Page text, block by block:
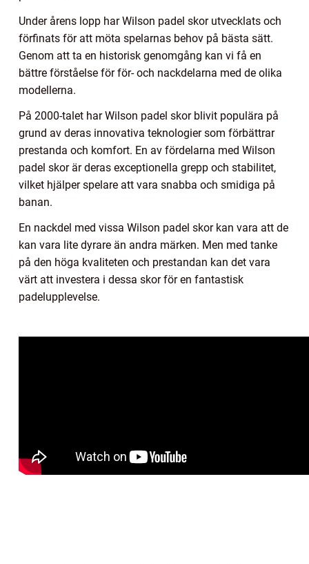
Under årens lopp har Wilson padel skor utvecklats och
förfinats för att möta spelarnas behov på bästa sätt.
Genom att ta en historisk genomgång kan vi få en
bättre förståelse för för- och nackdelarna med de olika
modellerna.
På 2000-talet har Wilson padel skor blivit populära på
grund av deras innovativa teknologier som förbättrar
prestanda och komfort. En av fördelarna med Wilson
padel skor är deras exceptionella grepp och stabilitet,
vilket hjälper spelare att vara snabba och smidiga på
banan.
En nackdel med vissa Wilson padel skor kan vara att de
kan vara lite dyrare än andra märken. Men med tanke
på den höga kvaliteten och prestandan kan det vara
värt att investera i dessa skor för en fantastisk
padelupplevelse.